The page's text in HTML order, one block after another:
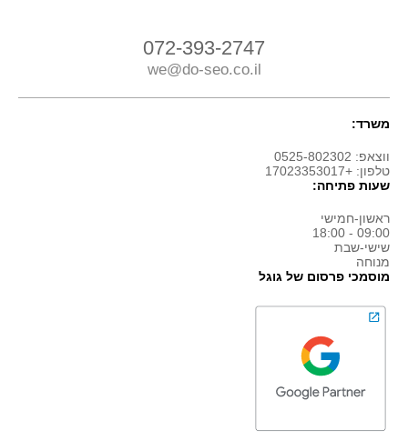
072-393-2747
we@do-seo.co.il
משרד:
ווצאפ: 0525-802302
טלפון: +17023353017
שעות פתיחה:
ראשון-חמישי
09:00 - 18:00
שישי-שבת
מנוחה
מוסמכי פרסום של גוגל